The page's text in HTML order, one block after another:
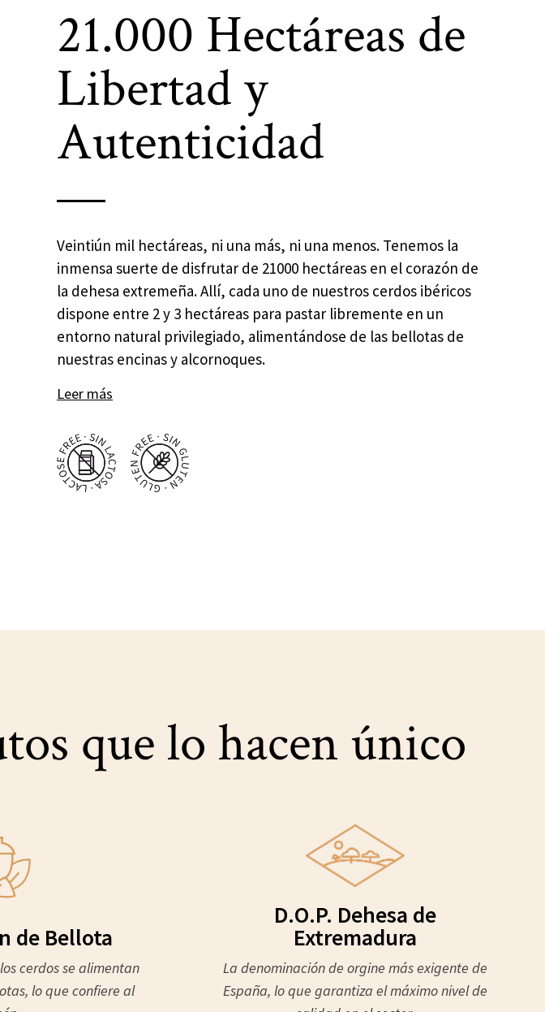
21.000 Hectáreas de
Libertad y
Autenticidad
Veintiún mil hectáreas, ni una más, ni una menos. Tenemos la
inmensa suerte de disfrutar de 21000 hectáreas en el corazón de
la dehesa extremeña. Allí, cada uno de nuestros cerdos ibéricos
dispone entre 2 y 3 hectáreas para pastar libremente en un
entorno natural privilegiado, alimentándose de las bellotas de
nuestras encinas y alcornoques.
Leer más
que lo hacen único
de Bellota
cerdos se alimentan
lo que confiere al
D.O.P. Dehesa de
Extremadura
La denominación de orgine más exigente de
España, lo que garantiza el máximo nivel de